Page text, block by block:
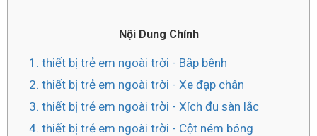
Nội Dung Chính
1. thiết bị trẻ em ngoài trời - Bập bênh
2. thiết bị trẻ em ngoài trời - Xe đạp chân
3. thiết bị trẻ em ngoài trời - Xích đu sàn lắc
4. thiết bị trẻ em ngoài trời - Cột ném bóng